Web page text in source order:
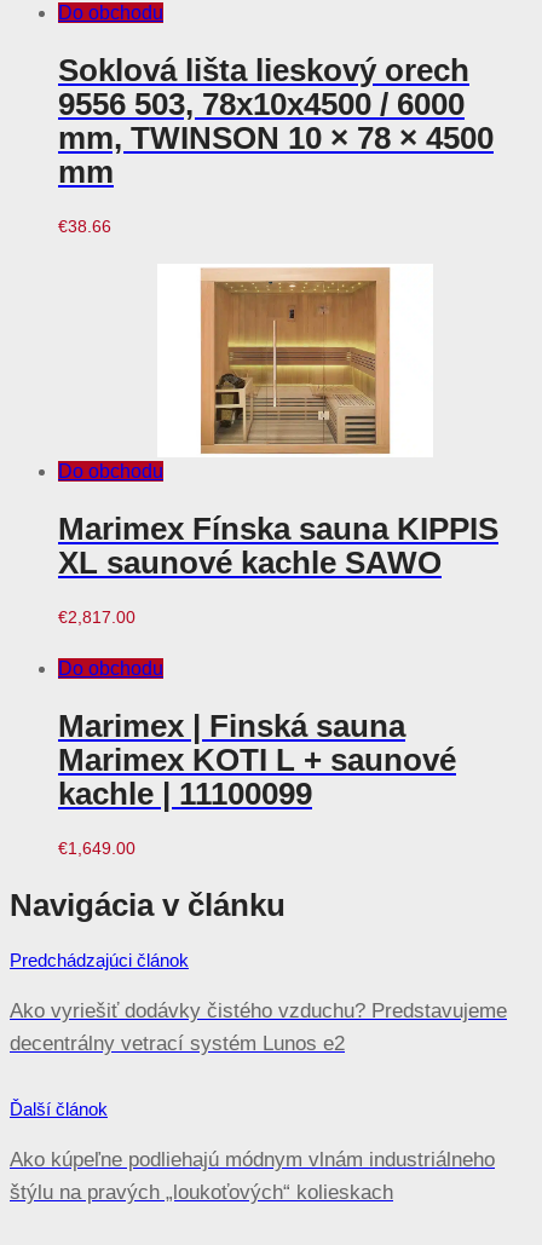
Do obchodu
Soklová lišta lieskový orech
9556 503, 78x10x4500 / 6000
mm, TWINSON 10 × 78 × 4500
mm
€38.66
Do obchodu
Marimex Fínska sauna KIPPIS
XL saunové kachle SAWO
€2,817.00
Do obchodu
Marimex | Finská sauna
Marimex KOTI L + saunové
kachle | 11100099
€1,649.00
Navigácia v článku
Predchádzajúci článok
Ako vyriešiť dodávky čistého vzduchu? Predstavujeme
decentrálny vetrací systém Lunos e2
Ďalší článok
Ako kúpeľne podliehajú módnym vlnám industriálneho
štýlu na pravých „loukoťových“ kolieskach